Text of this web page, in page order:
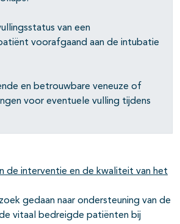
van een
voorafgaand aan de intubatie
en betrouwbare veneuze of
voor eventuele vulling tijdens
de interventie en de kwaliteit van het
gedaan naar ondersteuning van de
vitaal bedreigde patiënten bij